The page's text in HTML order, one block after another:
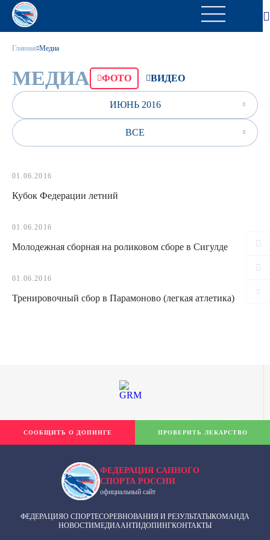
Главная Медиа
МЕДИА ФОТО ВИДЕО
ИЮНЬ 2016
ВСЕ
01.06.2016
Кубок Федерации летний
01.06.2016
Молодежная сборная на роликовом сборе в Сигулде
01.06.2016
Тренировочный сбор в Парамоново (легкая атлетика)
ФЕДЕРАЦИЯ САННОГО
СПОРТА РОССИИ
официальный сайт
ФЕДЕРАЦИЯО СПОРТЕСОРЕВНОВАНИЯ И РЕЗУЛЬТАТЫКОМАНДА
НОВОСТИМЕДИААНТИДОПИНГКОНТАКТЫ
СООБЩИТЬ О ДОПИНГЕ ПРОВЕРИТЬ ЛЕКАРСТВО